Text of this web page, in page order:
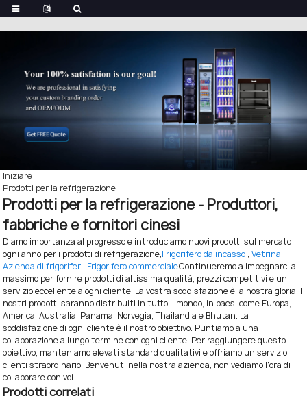
Iniziare
Prodotti per la refrigerazione
Prodotti per la refrigerazione - Produttori,
fabbriche e fornitori cinesi
Diamo importanza al progresso e introduciamo nuovi prodotti sul mercato
ogni anno per i prodotti di refrigerazione,Frigorifero da incasso ,Vetrina ,
Azienda di frigoriferi ,Frigorifero commercialeContinueremo a impegnarci al
massimo per fornire prodotti di altissima qualità, prezzi competitivi e un
servizio eccellente a ogni cliente. La vostra soddisfazione è la nostra gloria! I
nostri prodotti saranno distribuiti in tutto il mondo, in paesi come Europa,
America, Australia, Panama, Norvegia, Thailandia e Bhutan. La
soddisfazione di ogni cliente è il nostro obiettivo. Puntiamo a una
collaborazione a lungo termine con ogni cliente. Per raggiungere questo
obiettivo, manteniamo elevati standard qualitativi e offriamo un servizio
clienti straordinario. Benvenuti nella nostra azienda, non vediamo l'ora di
collaborare con voi.
Prodotti correlati